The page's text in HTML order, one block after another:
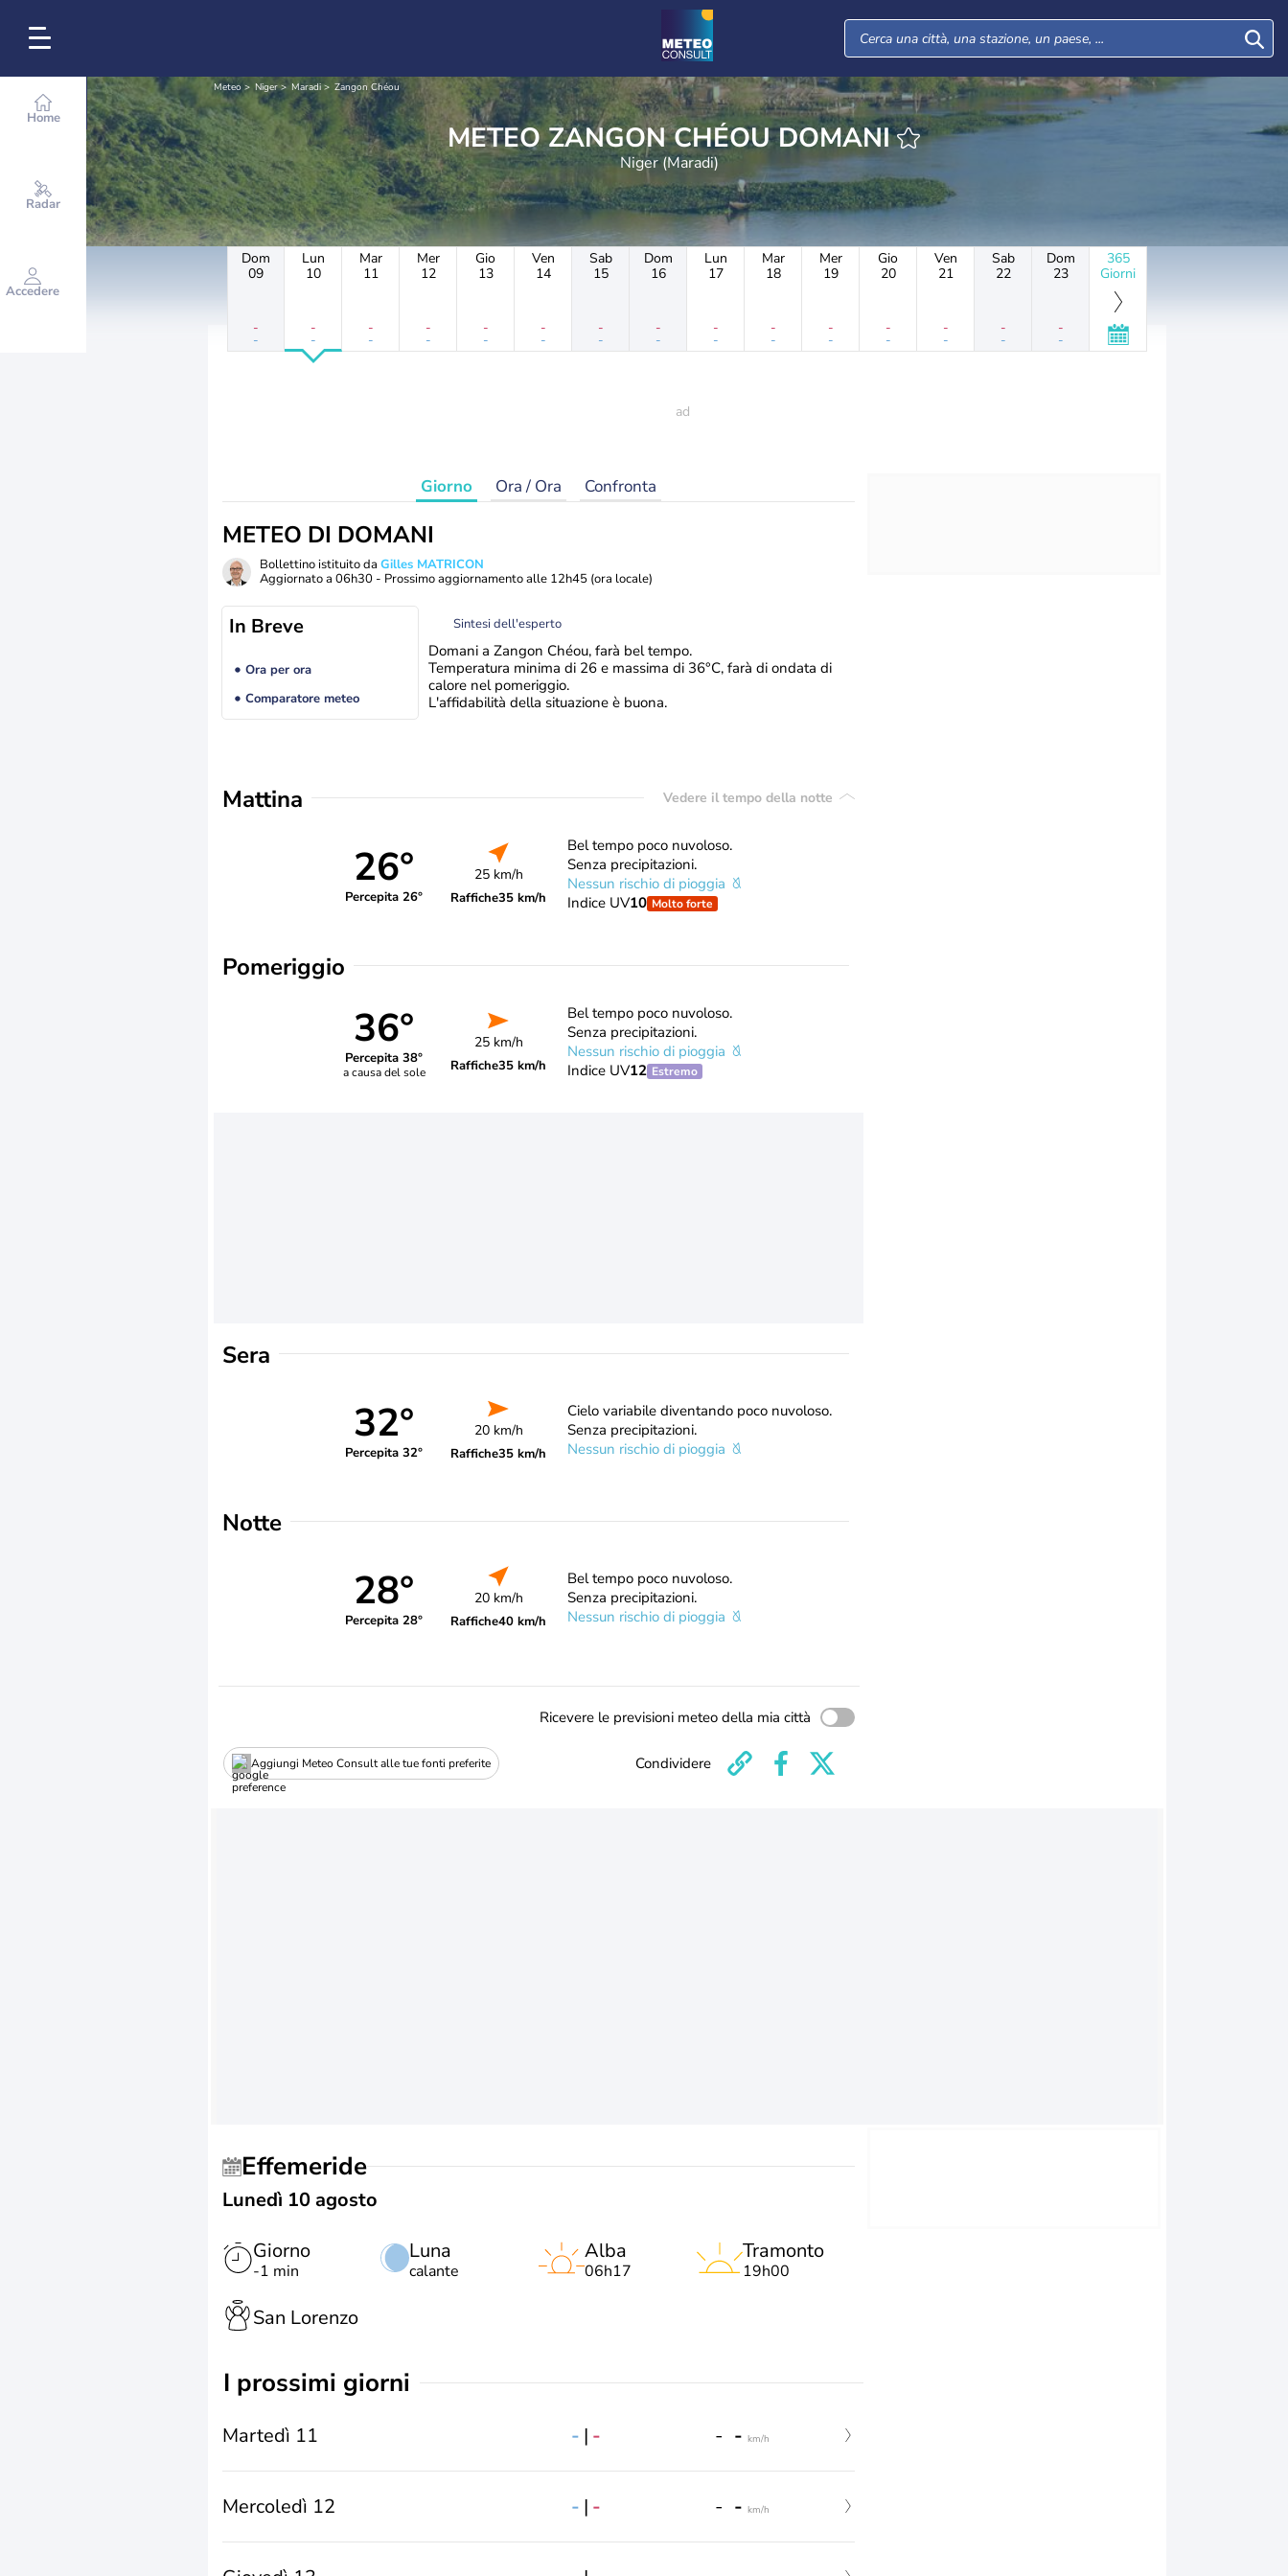
Home
Radar
Accedere
Meteo Niger Maradi Zangon Chéou
METEO ZANGON CHÉOU DOMANI
Niger (Maradi)
Dom
09
-
-
Lun
10
-
-
Mar
11
-
-
Mer
12
-
-
Gio
13
-
-
Ven
14
-
-
Sab
15
-
-
Dom
16
-
-
Lun
17
-
-
Mar
18
-
-
Mer
19
-
-
Gio
20
-
-
Ven
21
-
-
Sab
22
-
-
Dom
23
-
-
365
Giorni
Giorno Ora / Ora Confronta
METEO DI DOMANI
Bollettino istituito da Gilles MATRICON
Aggiornato a 06h30 - Prossimo aggiornamento alle 12h45 (ora locale)
In Breve
Ora per ora
Comparatore meteo
Sintesi dell'esperto
Domani a Zangon Chéou, farà bel tempo.
Temperatura minima di 26 e massima di 36°C, farà di ondata di
calore nel pomeriggio.
L'affidabilità della situazione è buona.
Mattina Vedere il tempo della notte
26°
Percepita 26°
25 km/h
Raffiche35 km/h
Bel tempo poco nuvoloso.
Senza precipitazioni.
Nessun rischio di pioggia
Indice UV10 Molto forte
Pomeriggio
36°
Percepita 38°
a causa del sole
25 km/h
Raffiche35 km/h
Bel tempo poco nuvoloso.
Senza precipitazioni.
Nessun rischio di pioggia
Indice UV12 Estremo
Sera
32°
Percepita 32°
20 km/h
Raffiche35 km/h
Cielo variabile diventando poco nuvoloso.
Senza precipitazioni.
Nessun rischio di pioggia
Notte
28°
Percepita 28°
20 km/h
Raffiche40 km/h
Bel tempo poco nuvoloso.
Senza precipitazioni.
Nessun rischio di pioggia
Ricevere le previsioni meteo della mia città
Aggiungi Meteo Consult alle tue fonti preferite Condividere
Effemeride
Lunedì 10 agosto
Giorno
-1 min
Luna
calante
Alba
06h17
Tramonto
19h00
San Lorenzo
i prossimi giorni
Martedì 11 - | - - - km/h
Mercoledì 12 - | - - - km/h